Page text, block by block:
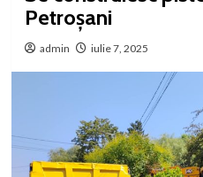
Petroșani
admin iulie 7, 2025